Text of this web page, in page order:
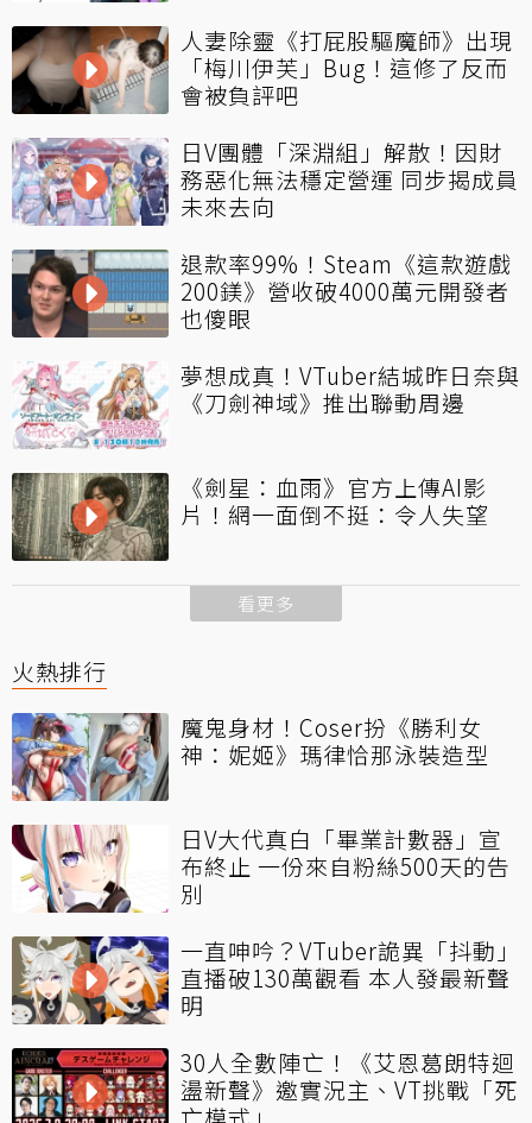
人妻除靈《打屁股驅魔師》出現
「梅川伊芙」Bug！這修了反而
會被負評吧
日V團體「深淵組」解散！因財
務惡化無法穩定營運 同步揭成員
未來去向
退款率99%！Steam《這款遊戲
200鎂》營收破4000萬元開發者
也傻眼
夢想成真！VTuber結城昨日奈與
《刀劍神域》推出聯動周邊
《劍星：血雨》官方上傳AI影
片！網一面倒不挺：令人失望
看更多
火熱排行
魔鬼身材！Coser扮《勝利女
神：妮姬》瑪律恰那泳裝造型
日V大代真白「畢業計數器」宣
布終止 一份來自粉絲500天的告
別
一直呻吟？VTuber詭異「抖動」
直播破130萬觀看 本人發最新聲
明
30人全數陣亡！《艾恩葛朗特迴
盪新聲》邀實況主、VT挑戰「死
亡模式」